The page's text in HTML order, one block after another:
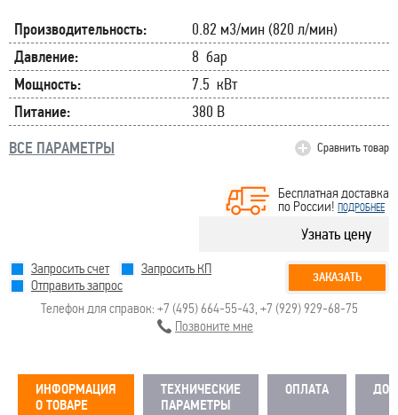
Производительность:
0.82 м3/мин (820 л/мин)
Давление:
8 бар
Мощность:
7.5 кВт
Питание:
380 В
ВСЕ ПАРАМЕТРЫ
Сравнить товар
Бесплатная доставка
по России! ПОДРОБНЕЕ
Узнать цену
Запросить счет
Запросить КП
Отправить запрос
ЗАКАЗАТЬ
Телефон для справок: +7 (495) 664-55-43 +7 (929) 929-68-75
Позвоните мне
ИНФОРМАЦИЯ
О ТОВАРЕ
ТЕХНИЧЕСКИЕ
ПАРАМЕТРЫ
ОПЛАТА